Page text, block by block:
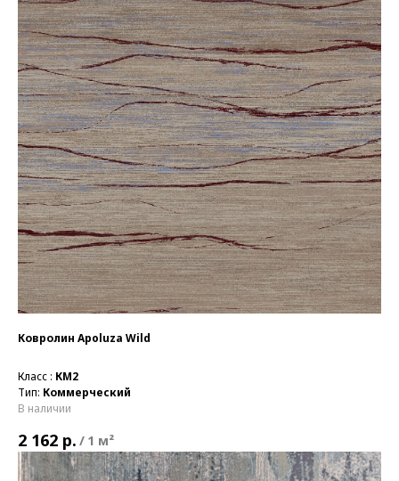
Ковролин Apoluza Wild
Класс : КМ2
Тип: Коммерческий
В наличии
2 162 р. / 1 м²